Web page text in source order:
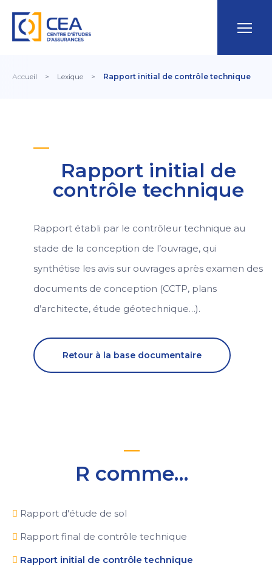
Accueil > Lexique > Rapport initial de contrôle technique
Rapport initial de
contrôle technique
Rapport établi par le contrôleur technique au
stade de la conception de l’ouvrage, qui
synthétise les avis sur ouvrages après examen des
documents de conception (CCTP, plans
d’architecte, étude géotechnique…).
Retour à la base documentaire
R comme…
Rapport d'étude de sol
Rapport final de contrôle technique
Rapport initial de contrôle technique